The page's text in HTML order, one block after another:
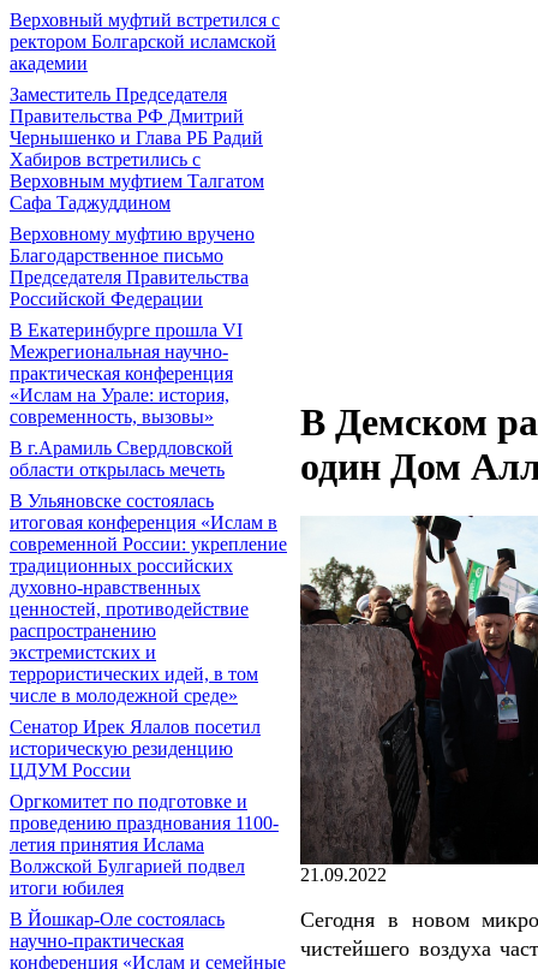
Верховный муфтий встретился с
ректором Болгарской исламской
академии
Заместитель Председателя
Правительства РФ Дмитрий
Чернышенко и Глава РБ Радий
Хабиров встретились с
Верховным муфтием Талгатом
Сафа Таджуддином
Верховному муфтию вручено
Благодарственное письмо
Председателя Правительства
Российской Федерации
В Екатеринбурге прошла VI
Межрегиональная научно-
практическая конференция
«Ислам на Урале: история,
современность, вызовы»
В г.Арамиль Свердловской
области открылась мечеть
В Ульяновске состоялась
итоговая конференция «Ислам в
современной России: укрепление
традиционных российских
духовно-нравственных
ценностей, противодействие
распространению
экстремистских и
террористических идей, в том
числе в молодежной среде»
Сенатор Ирек Ялалов посетил
историческую резиденцию
ЦДУМ России
Оргкомитет по подготовке и
проведению празднования 1100-
летия принятия Ислама
Волжской Булгарией подвел
итоги юбилея
В Йошкар-Оле состоялась
научно-практическая
конференция «Ислам и семейные
В Демском
один Дом
21.09.2022
Сегодня в новом
чистейшего воздуха